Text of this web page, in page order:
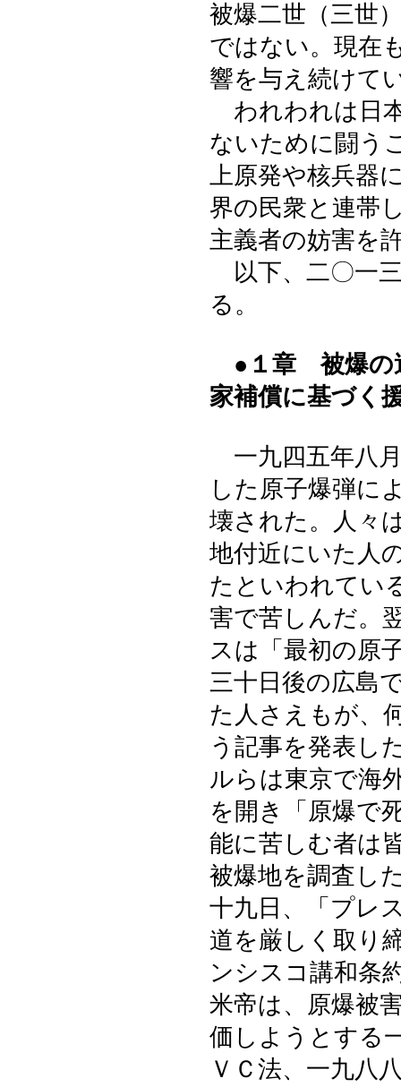
被爆二世（三世
ではない。現在
響を与え続けて
われわれは日
ないために闘う
上原発や核兵器
界の民衆と連帯
主義者の妨害を
以下、二〇一
る。
●１章 被爆の
家補償に基づく
一九四五年八
した原子爆弾に
壊された。人々
地付近にいた人
たといわれてい
害で苦しんだ。
スは「最初の原
三十日後の広島
た人さえもが、
う記事を発表し
ルらは東京で海
を開き「原爆で
能に苦しむ者は
被爆地を調査し
十九日、「プレ
道を厳しく取り
ンシスコ講和条
米帝は、原爆被
価しようとする
ＶＣ法、一九八